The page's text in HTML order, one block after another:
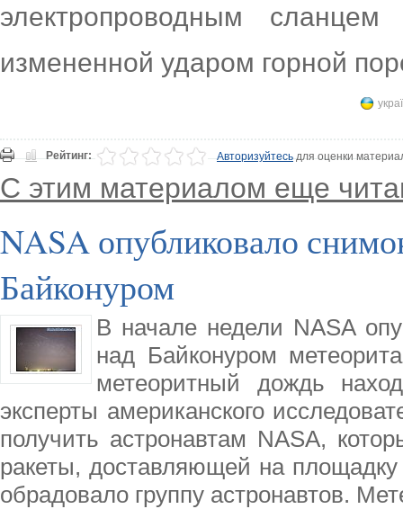
электропроводным
измененной ударом горной
Рейтинг: Авторизуйтесьдля оценки
С этим материалом еще
NASA опубликовало
Байконуром
В начале недели NASA
над Байконуром
метеоритный дождь
эксперты американского
получить астронавтам NASA,
ракеты, доставляющей на
обрадовало группу астронавтов.